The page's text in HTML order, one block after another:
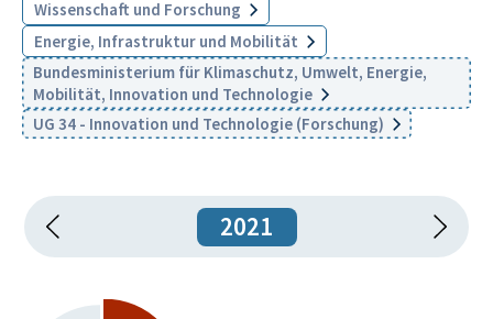
Wissenschaft und Forschung
Energie, Infrastruktur und Mobilität
Bundesministerium für Klimaschutz, Umwelt, Energie,
Mobilität, Innovation und Technologie
UG 34 - Innovation und Technologie (Forschung)
2021